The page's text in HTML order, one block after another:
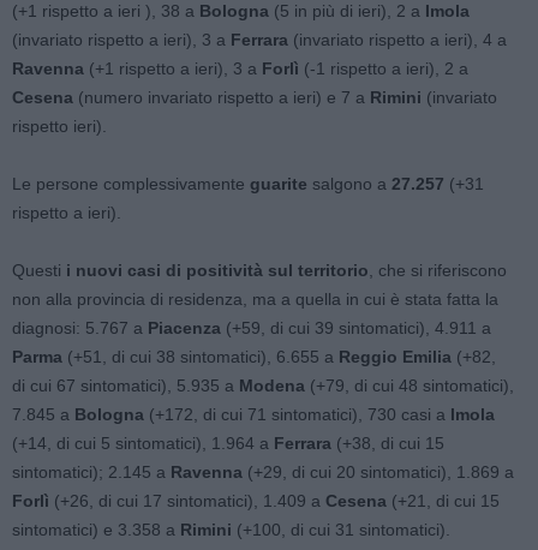
(+1 rispetto a ieri ), 38 a Bologna (5 in più di ieri), 2 a Imola
(invariato rispetto a ieri), 3 a Ferrara (invariato rispetto a ieri), 4 a
Ravenna (+1 rispetto a ieri), 3 a Forlì (-1 rispetto a ieri), 2 a
Cesena (numero invariato rispetto a ieri) e 7 a Rimini (invariato
rispetto ieri).
Le persone complessivamente guarite salgono a 27.257 (+31
rispetto a ieri).
Questi i nuovi casi di positività sul territorio , che si riferiscono
non alla provincia di residenza, ma a quella in cui è stata fatta la
diagnosi: 5.767 a Piacenza (+59, di cui 39 sintomatici), 4.911 a
Parma (+51, di cui 38 sintomatici), 6.655 a Reggio Emilia (+82,
di cui 67 sintomatici), 5.935 a Modena (+79, di cui 48 sintomatici),
7.845 a Bologna (+172, di cui 71 sintomatici), 730 casi a Imola
(+14, di cui 5 sintomatici), 1.964 a Ferrara (+38, di cui 15
sintomatici); 2.145 a Ravenna (+29, di cui 20 sintomatici), 1.869 a
Forlì (+26, di cui 17 sintomatici), 1.409 a Cesena (+21, di cui 15
sintomatici) e 3.358 a Rimini (+100, di cui 31 sintomatici).